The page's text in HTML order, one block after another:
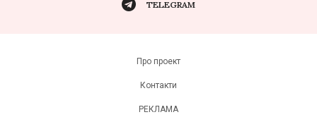
TELEGRAM
Про проект
Контакти
РЕКЛАМА